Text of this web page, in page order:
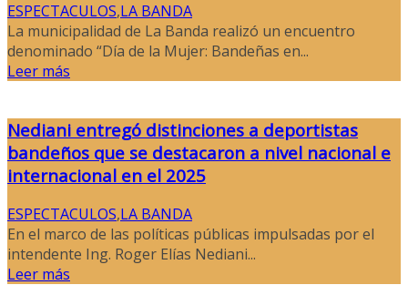
ESPECTACULOS,LA BANDA
La municipalidad de La Banda realizó un encuentro
denominado “Día de la Mujer: Bandeñas en...
Leer más
Nediani entregó distinciones a deportistas
bandeños que se destacaron a nivel nacional e
internacional en el 2025
ESPECTACULOS,LA BANDA
En el marco de las políticas públicas impulsadas por el
intendente Ing. Roger Elías Nediani...
Leer más